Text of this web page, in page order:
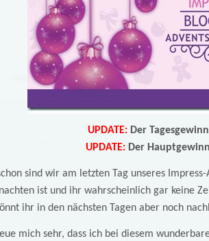
UPDATE:Der
UPDATE: Der
sind wir am letzten Tag unseres
ist und ihr wahrscheinlich gar keine
ihr in den nächsten Tagen aber noch
mich sehr, dass ich bei diesem